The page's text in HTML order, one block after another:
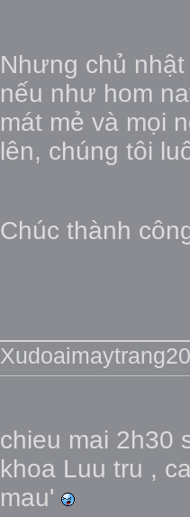
Nhưng chủ
nếu như hom
mát mẻ và mọi
lên, chúng tôi
Chúc thành
chieu mai 2h30
khoa Luu tru ,
mau'